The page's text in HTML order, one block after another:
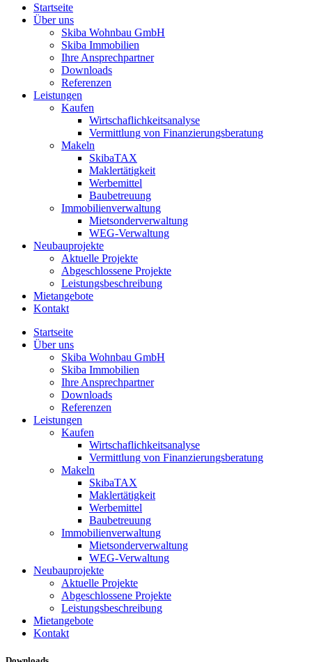
Startseite
Über uns
Skiba Wohnbau GmbH
Skiba Immobilien
Ihre Ansprechpartner
Downloads
Referenzen
Leistungen
Kaufen
Wirtschaflichkeitsanalyse
Vermittlung von Finanzierungsberatung
Makeln
SkibaTAX
Maklertätigkeit
Werbemittel
Baubetreuung
Immobilienverwaltung
Mietsonderverwaltung
WEG-Verwaltung
Neubauprojekte
Aktuelle Projekte
Abgeschlossene Projekte
Leistungsbeschreibung
Mietangebote
Kontakt
Startseite
Über uns
Skiba Wohnbau GmbH
Skiba Immobilien
Ihre Ansprechpartner
Downloads
Referenzen
Leistungen
Kaufen
Wirtschaflichkeitsanalyse
Vermittlung von Finanzierungsberatung
Makeln
SkibaTAX
Maklertätigkeit
Werbemittel
Baubetreuung
Immobilienverwaltung
Mietsonderverwaltung
WEG-Verwaltung
Neubauprojekte
Aktuelle Projekte
Abgeschlossene Projekte
Leistungsbeschreibung
Mietangebote
Kontakt